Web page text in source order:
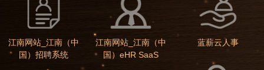
江南网站_江南（中
国）招聘系统
江南网站_江南（中
国）eHR SaaS
蓝薪云人事